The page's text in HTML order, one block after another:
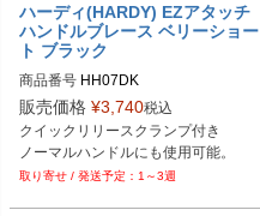
ハーディ(HARDY) EZアタッチ
ハンドルブレース ベリーショー
ト ブラック
商品番号 HH07DK
Plot型番：P051-6080
販売価格 ¥3,740税込
クイックリリースクランプ付き
ノーマルハンドルにも使用可能。
1～3週